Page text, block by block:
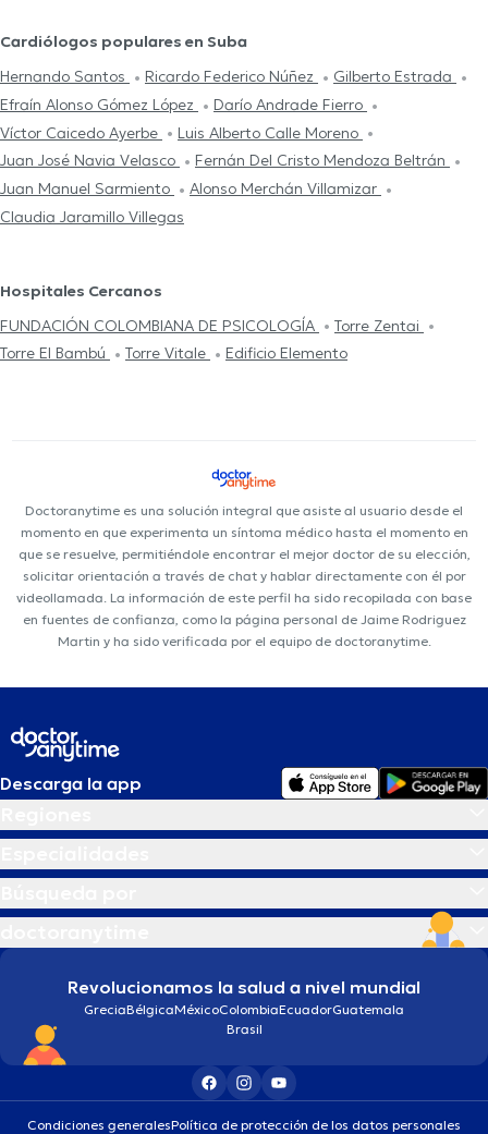
Cardiólogos populares en Suba
Hernando Santos
Ricardo Federico Núñez
Gilberto Estrada
Efraín Alonso Gómez López
Darío Andrade Fierro
Víctor Caicedo Ayerbe
Luis Alberto Calle Moreno
Juan José Navia Velasco
Fernán Del Cristo Mendoza Beltrán
Juan Manuel Sarmiento
Alonso Merchán Villamizar
Claudia Jaramillo Villegas
Hospitales Cercanos
FUNDACIÓN COLOMBIANA DE PSICOLOGÍA
Torre Zentai
Torre El Bambú
Torre Vitale Edificio Elemento
Doctoranytime es una solución integral que asiste al usuario desde el
momento en que experimenta un síntoma médico hasta el momento en
que se resuelve, permitiéndole encontrar el mejor doctor de su elección,
solicitar orientación a través de chat y hablar directamente con él por
videollamada. La información de este perfil ha sido recopilada con base
en fuentes de confianza, como la página personal de Jaime Rodriguez
Martin y ha sido verificada por el equipo de doctoranytime.
Descarga la app
Revolucionamos la salud a nivel mundial
GreciaBélgicaMéxicoColombiaEcuadorGuatemala
Brasil
Condiciones generalesPolítica de protección de los datos personales